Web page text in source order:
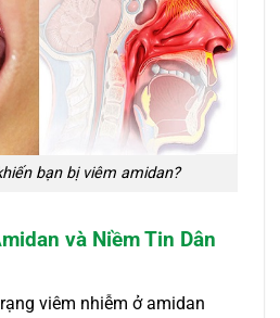
bạn bị viêm amidan?
và Niềm Tin Dân
viêm nhiễm ở amidan